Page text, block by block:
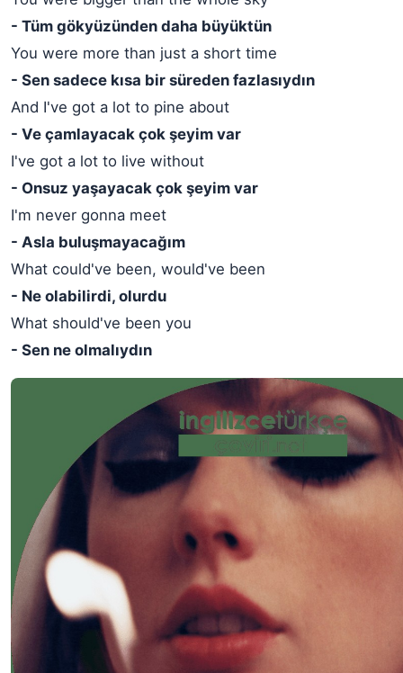
- Tüm gökyüzünden daha büyüktün
You were more than just a short time
- Sen sadece kısa bir süreden fazlasıydın
And I've got a lot to pine about
- Ve çamlayacak çok şeyim var
I've got a lot to live without
- Onsuz yaşayacak çok şeyim var
I'm never gonna meet
- Asla buluşmayacağım
What could've been, would've been
- Ne olabilirdi, olurdu
What should've been you
- Sen ne olmalıydın